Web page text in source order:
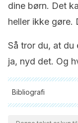
dine børn. Det
heller ikke gøre.
Så tror du, at
ja, nyd det. Og
Bibliografi
Alle citerede kilder
for at sikre deres